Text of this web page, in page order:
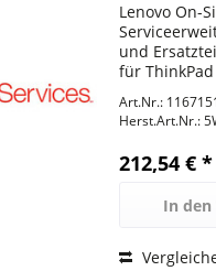
Lenovo On-
und
für ThinkPad
T420; T420i;
T430u;
T450;
Art.Nr.:
Herst.Art.Nr.:
212,54 € *
In den